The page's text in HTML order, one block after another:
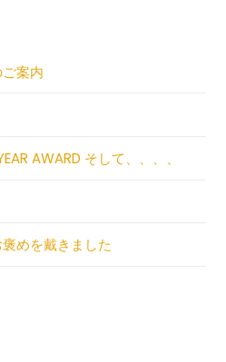
案内
AWARD そして、、、、
めを戴きました